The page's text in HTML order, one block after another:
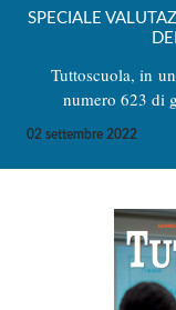
SPECIALE
Tuttoscuola, in
numero 623 di
02 settembre 2022